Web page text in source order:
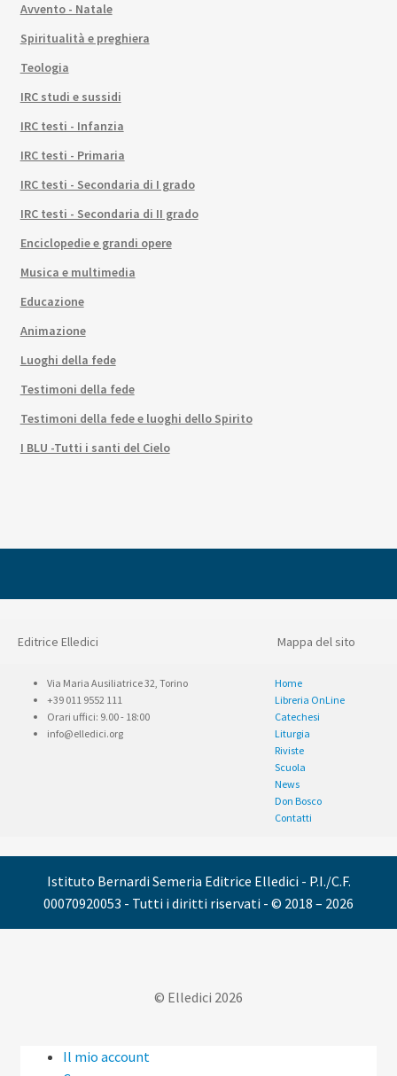
Avvento - Natale
Spiritualità e preghiera
Teologia
IRC studi e sussidi
IRC testi - Infanzia
IRC testi - Primaria
IRC testi - Secondaria di I grado
IRC testi - Secondaria di II grado
Enciclopedie e grandi opere
Musica e multimedia
Educazione
Animazione
Luoghi della fede
Testimoni della fede
Testimoni della fede e luoghi dello Spirito
I BLU -Tutti i santi del Cielo
Editrice Elledici Mappa del sito
Via Maria Ausiliatrice 32, Torino
+39 011 9552 111
Orari uffici: 9.00 - 18:00
info@elledici.org
Home
Libreria OnLine
Catechesi
Liturgia
Riviste
Scuola
News
Don Bosco
Contatti
Istituto Bernardi Semeria Editrice Elledici - P.I./C.F.
00070920053 - Tutti i diritti riservati - © 2018 – 2026
© Elledici 2026
Il mio account